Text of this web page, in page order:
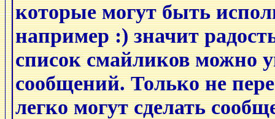
которые могут быть
например :) значит
список смайликов можно
сообщений. Только не
легко могут сделать